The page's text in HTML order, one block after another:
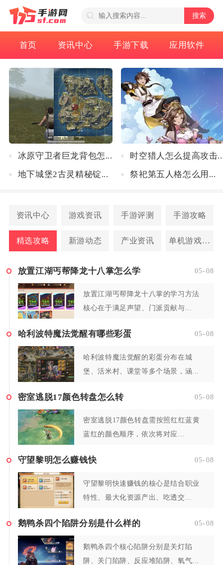
搜索
首页 资讯中心 手游下载 应用软件
冰原守卫者巨龙背包怎...
地下城堡2古灵精秘锭...
时空猎人怎么提高攻击
祭祀第五人格怎么用...
资讯中心 游戏资讯 手游评测 手游攻略
精选攻略 新游动态 产业资讯 单机游戏攻略
放置江湖丐帮降龙十八掌怎么学 05-08
放置江湖丐帮降龙十八掌的学习方法
核心在于满足声望、门派贡献与...
哈利波特魔法觉醒有哪些彩蛋 05-08
哈利波特魔法觉醒的彩蛋分布在城
堡、活米村、课堂等多个场景，涵...
密室逃脱17颜色转盘怎么转 05-08
密室逃脱17颜色转盘需按照红红蓝黄
蓝红的颜色顺序，依次将对应...
守望黎明怎么赚钱快 05-08
守望黎明快速赚钱的核心是结合职业
特性、最大化资源产出、吃透交...
鹅鸭杀四个陷阱分别是什么样的 05-08
鹅鸭杀四个核心陷阱分别是关灯陷
阱、关门陷阱、反应堆陷阱、氧气...